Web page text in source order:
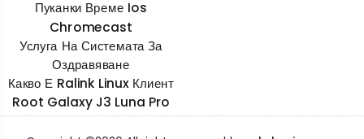
Пуканки Време Ios
Chromecast
Услуга На Системата За
Оздравяване
Какво Е Ralink Linux Клиент
Root Galaxy J3 Luna Pro